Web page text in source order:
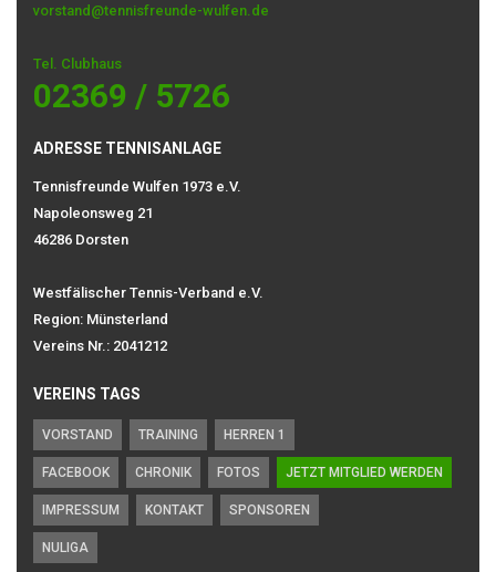
vorstand@tennisfreunde-wulfen.de
Tel. Clubhaus
02369 / 5726
ADRESSE TENNISANLAGE
Tennisfreunde Wulfen 1973 e.V.
Napoleonsweg 21
46286 Dorsten
Westfälischer Tennis-Verband e.V.
Region: Münsterland
Vereins Nr.: 2041212
VEREINS TAGS
VORSTAND TRAINING HERREN 1
FACEBOOK CHRONIK FOTOS JETZT MITGLIED WERDEN
IMPRESSUM KONTAKT SPONSOREN
NULIGA